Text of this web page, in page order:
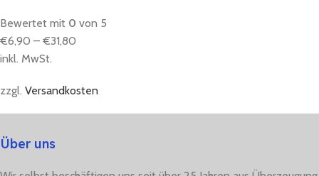
Bewertet mit 0 von 5
€6,90 – €31,80
inkl. MwSt.
zzgl. Versandkosten
Über uns